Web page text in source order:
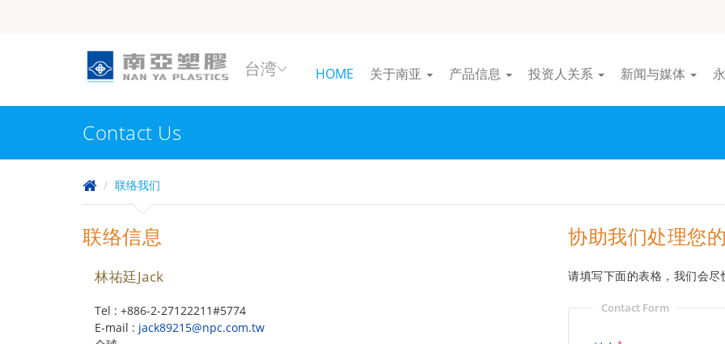
台湾 HOME 关于南亚 产品信息 投资人关系 新闻与媒体
Contact Us
联络我们
联络信息
林祐廷Jack
Tel : +886-2-27122211#5774
E-mail : jack89215@npc.com.tw
协助我们处理您
请填写下面的表格，我们会尽
Contact Form